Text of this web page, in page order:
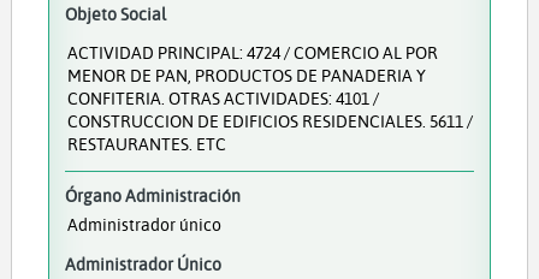
Objeto Social
ACTIVIDAD PRINCIPAL: 4724 / COMERCIO AL POR
MENOR DE PAN, PRODUCTOS DE PANADERIA Y
CONFITERIA. OTRAS ACTIVIDADES: 4101 /
CONSTRUCCION DE EDIFICIOS RESIDENCIALES. 5611 /
RESTAURANTES. ETC
Órgano Administración
Administrador único
Administrador Único